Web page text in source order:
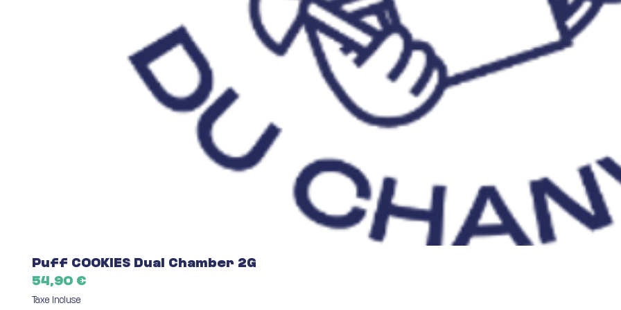
Puff COOKIES Dual Chamber 2G
Prix
54,90 €
Taxe Incluse